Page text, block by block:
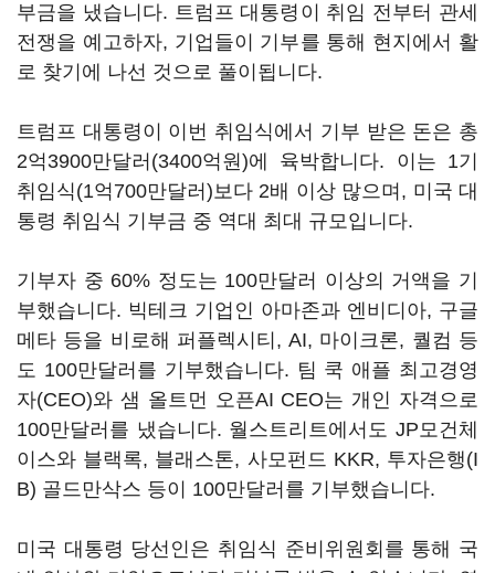
부금을 냈습니다. 트럼프 대통령이 취임 전부터 관세
전쟁을 예고하자, 기업들이 기부를 통해 현지에서 활
로 찾기에 나선 것으로 풀이됩니다.
트럼프 대통령이 이번 취임식에서 기부 받은 돈은 총
2억3900만달러(3400억원)에 육박합니다. 이는 1기
취임식(1억700만달러)보다 2배 이상 많으며, 미국 대
통령 취임식 기부금 중 역대 최대 규모입니다.
기부자 중 60% 정도는 100만달러 이상의 거액을 기
부했습니다. 빅테크 기업인 아마존과 엔비디아, 구글
메타 등을 비로해 퍼플렉시티, AI, 마이크론, 퀄컴 등
도 100만달러를 기부했습니다. 팀 쿡 애플 최고경영
자(CEO)와 샘 올트먼 오픈AI CEO는 개인 자격으로
100만달러를 냈습니다. 월스트리트에서도 JP모건체
이스와 블랙록, 블래스톤, 사모펀드 KKR, 투자은행(I
B) 골드만삭스 등이 100만달러를 기부했습니다.
미국 대통령 당선인은 취임식 준비위원회를 통해 국